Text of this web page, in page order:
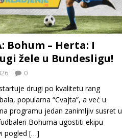
Bohum – Herta: I
žele u Bundesligu!
0
drugi po kvalitetu rang
popularna “Cvajta”, a već u
programu jedan zanimljiv susret u
Bohuma ugostiti ekipu
pogled […]